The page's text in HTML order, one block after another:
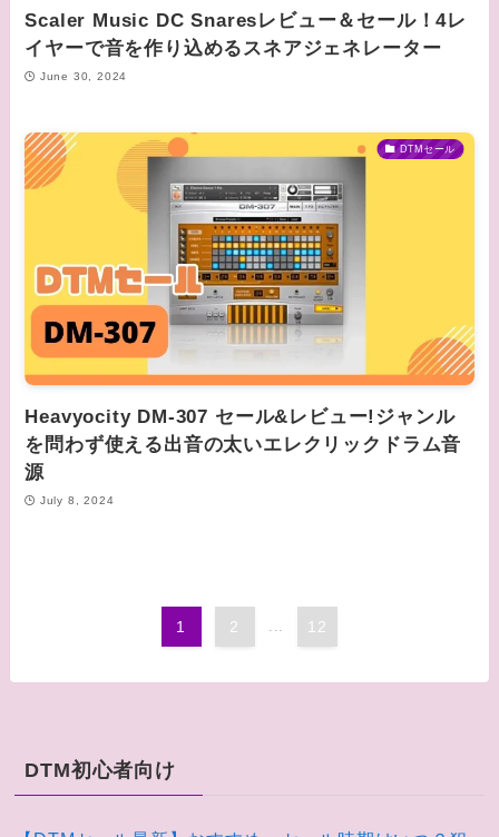
Scaler Music DC Snaresレビュー＆セール！4レ
イヤーで音を作り込めるスネアジェネレーター
June 30, 2024
DTMセール
Heavyocity DM-307 セール&レビュー!ジャンル
を問わず使える出音の太いエレクリックドラム音
源
July 8, 2024
1 2 12
DTM初心者向け